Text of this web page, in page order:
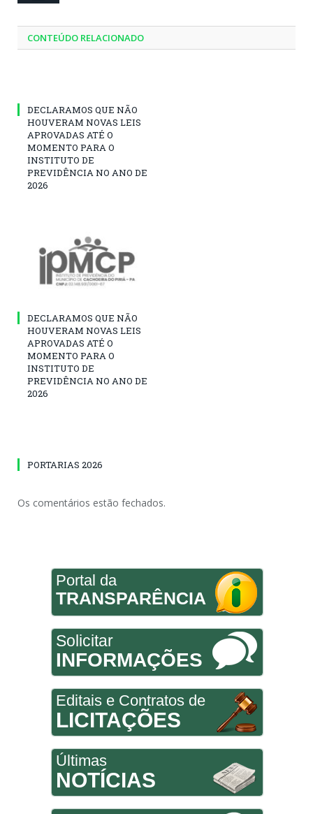
CONTEÚDO RELACIONADO
DECLARAMOS QUE NÃO
HOUVERAM NOVAS LEIS
APROVADAS ATÉ O
MOMENTO PARA O
INSTITUTO DE
PREVIDÊNCIA NO ANO DE
2026
DECLARAMOS QUE NÃO
HOUVERAM NOVAS LEIS
APROVADAS ATÉ O
MOMENTO PARA O
INSTITUTO DE
PREVIDÊNCIA NO ANO DE
2026
PORTARIAS 2026
Os comentários estão fechados.
Portal da
TRANSPARÊNCIA
Solicitar
INFORMAÇÕES
Editais e Contratos de
LICITAÇÕES
Últimas
NOTÍCIAS